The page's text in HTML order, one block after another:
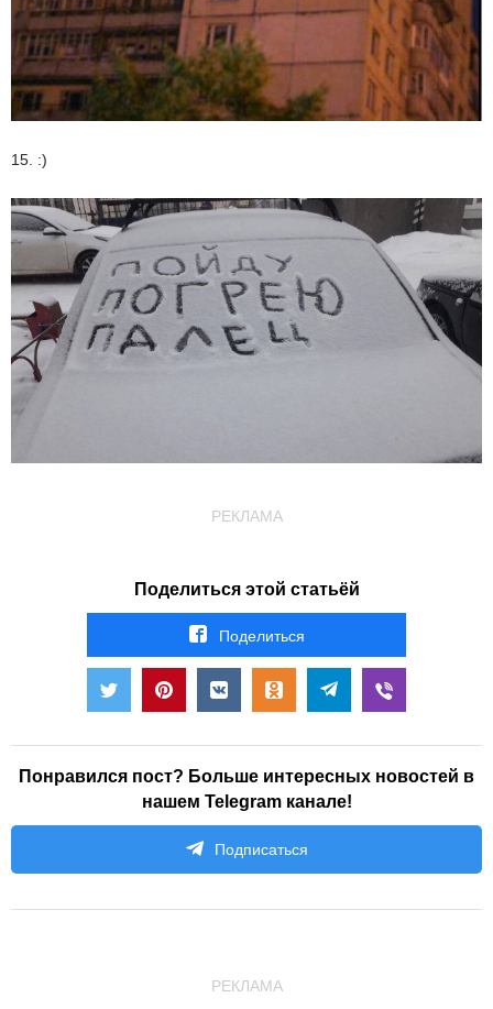
15. :)
РЕКЛАМА
Поделиться этой статьёй
Поделиться
Понравился пост? Больше интересных новостей в
нашем Telegram канале!
Подписаться
РЕКЛАМА